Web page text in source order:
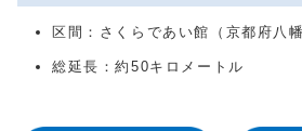
区間：さくらであい館（京都府八
総延長：約50キロメートル